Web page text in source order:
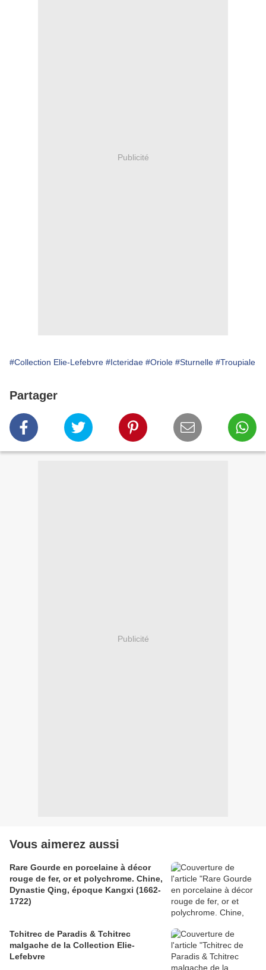
Publicité
#Collection Elie-Lefebvre #Icteridae #Oriole #Sturnelle #Troupiale
Partager
Publicité
Vous aimerez aussi
Rare Gourde en porcelaine à décor
rouge de fer, or et polychrome. Chine,
Dynastie Qing, époque Kangxi (1662-
1722)
Tchitrec de Paradis & Tchitrec
malgache de la Collection Elie-
Lefebvre